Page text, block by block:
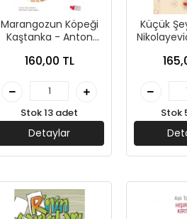
Marangozun Köpeği
Kaştanka - Anton
Çocuk Yayınları
160,00 TL
Stok 13 adet
Detaylar
Küçük
Stok